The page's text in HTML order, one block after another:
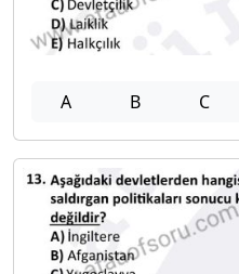
A B C